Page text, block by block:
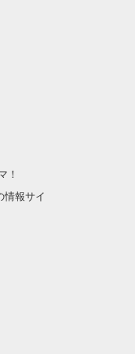
！
情報サイ